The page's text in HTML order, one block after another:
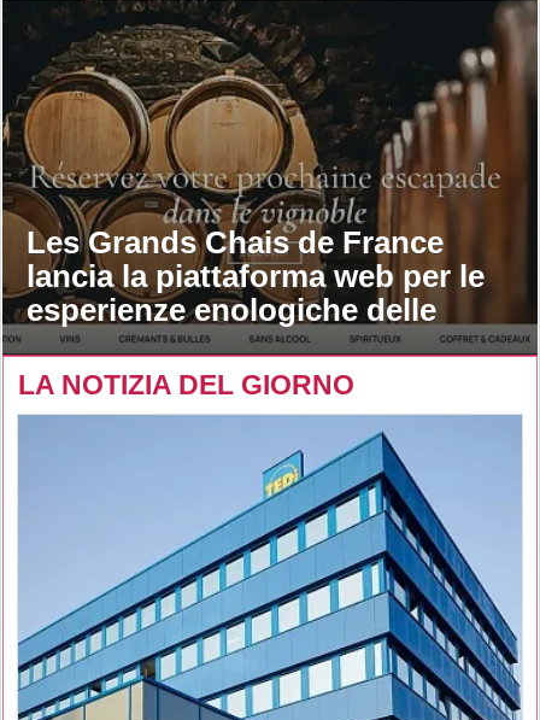
Les Grands Chais de France
lancia la piattaforma web per le
esperienze enologiche delle
maison
LA NOTIZIA DEL GIORNO